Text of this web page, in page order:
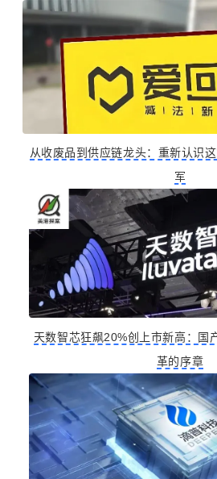
从收废品到供应链龙头：重新认识
军
天数智芯狂飙20%创上市新高：国
革的序章